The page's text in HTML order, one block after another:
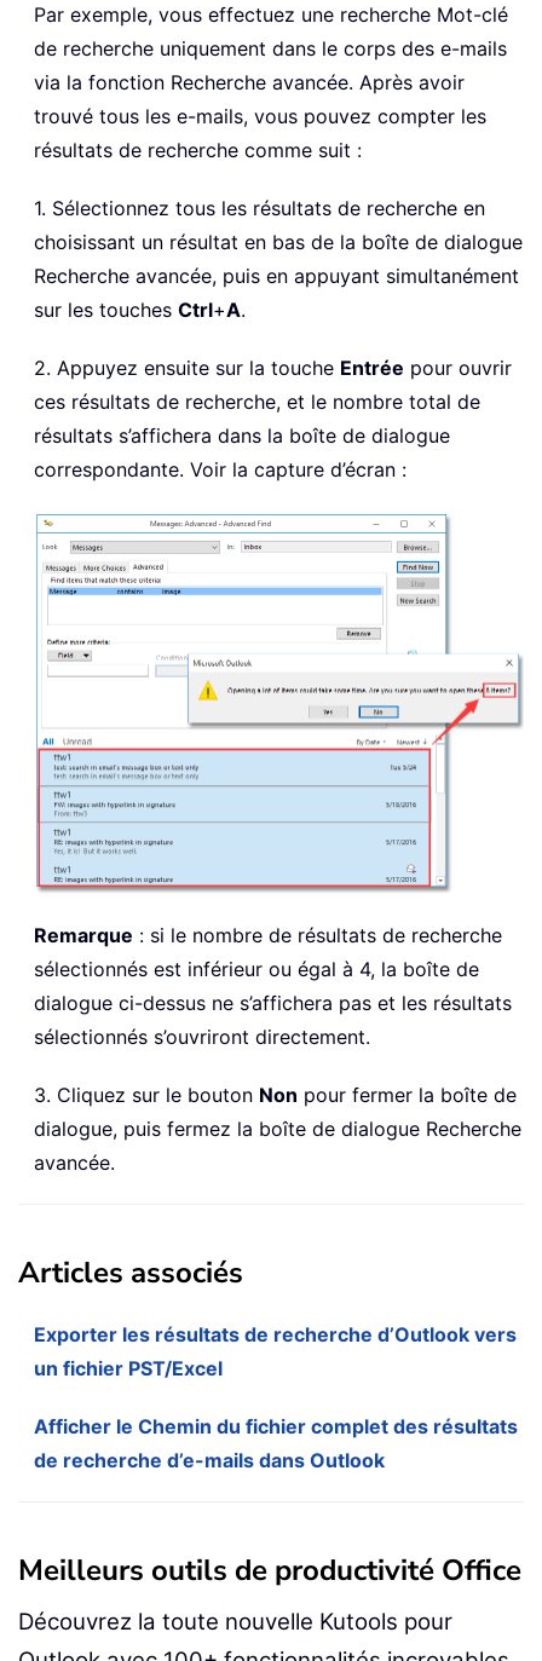
Par exemple, vous effectuez une recherche Mot-clé
de recherche uniquement dans le corps des e-mails
via la fonction Recherche avancée. Après avoir
trouvé tous les e-mails, vous pouvez compter les
résultats de recherche comme suit :
1. Sélectionnez tous les résultats de recherche en
choisissant un résultat en bas de la boîte de dialogue
Recherche avancée, puis en appuyant simultanément
sur les touches Ctrl+A.
2. Appuyez ensuite sur la touche Entrée pour ouvrir
ces résultats de recherche, et le nombre total de
résultats s’affichera dans la boîte de dialogue
correspondante. Voir la capture d’écran :
Remarque : si le nombre de résultats de recherche
sélectionnés est inférieur ou égal à 4, la boîte de
dialogue ci-dessus ne s’affichera pas et les résultats
sélectionnés s’ouvriront directement.
3. Cliquez sur le bouton Non pour fermer la boîte de
dialogue, puis fermez la boîte de dialogue Recherche
avancée.
Articles associés
Exporter les résultats de recherche d’Outlook vers
un fichier PST/Excel
Afficher le Chemin du fichier complet des résultats
de recherche d’e-mails dans Outlook
Meilleurs outils de productivité Office
Découvrez la toute nouvelle Kutools pour